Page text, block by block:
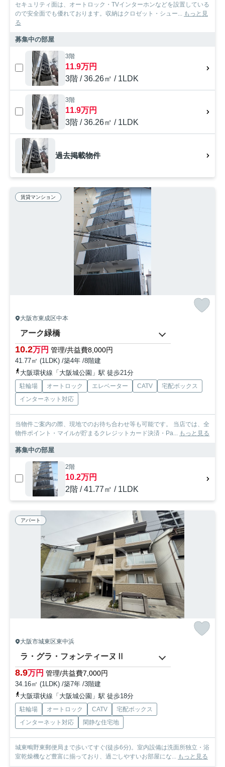
セキュリティ面は、オートロック・TVインターホンなどを設置している
ので安全面でも優れております。収納はクロゼット・シュー...
もっと見
る
募集中の部屋
3階
11.9万円
3階 / 36.26㎡ / 1LDK
3階
11.9万円
3階 / 36.26㎡ / 1LDK
過去掲載物件
賃貸マンション
大阪市東成区中本
アーク緑橋
10.2万円 管理/共益費8,000円
41.77㎡ (1LDK) /築4年 /8階建
大阪環状線「大阪城公園」駅 徒歩21分
駐輪場 オートロック エレベーター CATV
宅配ボックス
インターネット対応
当物件ご案内の際、現地でのお待ち合わせ等も可能です。 当店では、全
物件ポイント・マイルが貯まるクレジットカード決済・Pa...
もっと見る
募集中の部屋
2階
10.2万円
2階 / 41.77㎡ / 1LDK
アパート
大阪市城東区東中浜
ラ・グラ・フォンティーヌⅡ
8.9万円 管理/共益費7,000円
34.16㎡ (1LDK) /築7年 /3階建
大阪環状線「大阪城公園」駅 徒歩18分
駐輪場 オートロック CATV
宅配ボックス
インターネット対応
閑静な住宅地
城東鴫野東郵便局まで歩いてすぐ(徒歩6分)。室内設備は洗面所独立・浴
室乾燥機など豊富に揃っており、過ごしやすいお部屋にな...
もっと見る